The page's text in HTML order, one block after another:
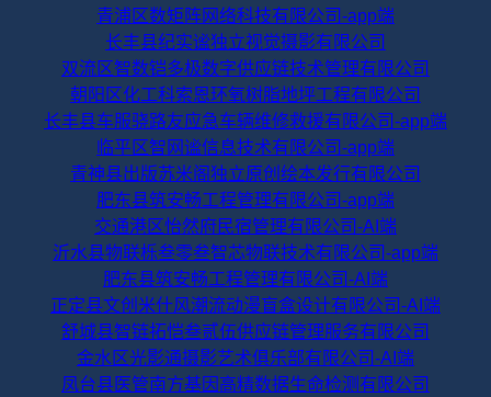
青浦区数矩阵网络科技有限公司-app端
长丰县纪实谧独立视觉摄影有限公司
双流区智数铠多极数字供应链技术管理有限公司
朝阳区化工科索恩环氧树脂地坪工程有限公司
长丰县车服骁路友应急车辆维修救援有限公司-app端
临平区智网谧信息技术有限公司-app端
青神县出版苏米阁独立原创绘本发行有限公司
肥东县筑安畅工程管理有限公司-app端
交通港区怡然府民宿管理有限公司-AI端
沂水县物联栎叁零叁智芯物联技术有限公司-app端
肥东县筑安畅工程管理有限公司-AI端
正定县文创米什风潮流动漫盲盒设计有限公司-AI端
舒城县智链拓恺叁贰伍供应链管理服务有限公司
金水区光影通摄影艺术俱乐部有限公司-AI端
凤台县医管南方基因高精数据生命检测有限公司